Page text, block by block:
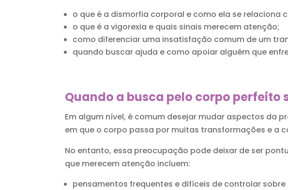
o que é a dismorfia corporal e como ela se relaciona
o que é a vigorexia e quais sinais merecem atenção;
como diferenciar uma insatisfação comum de um
quando buscar ajuda e como apoiar alguém que
Quando a busca pelo corpo perfeito
Em algum nível, é comum desejar mudar aspectos da
em que o corpo passa por muitas transformações e a
No entanto, essa preocupação pode deixar de ser
que merecem atenção incluem:
pensamentos frequentes e difíceis de controlar sobre